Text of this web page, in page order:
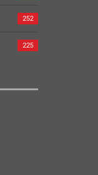
252
225